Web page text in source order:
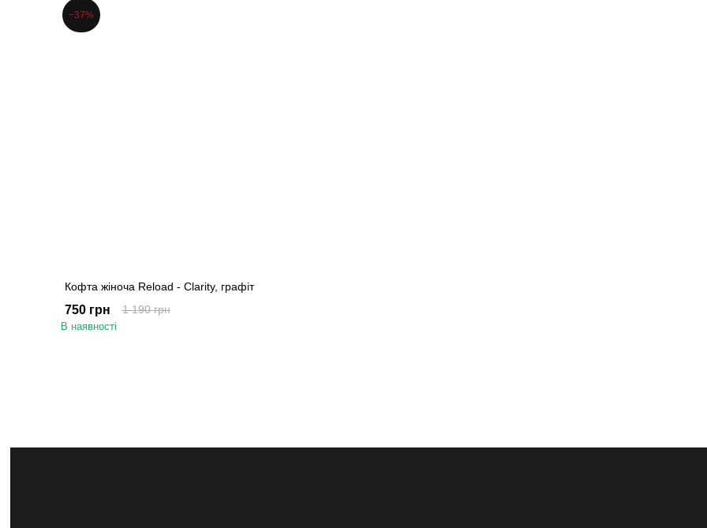
−37%
Кофта жіноча Reload - Clarity, графіт
1 190 грн
750 грн
В наявності